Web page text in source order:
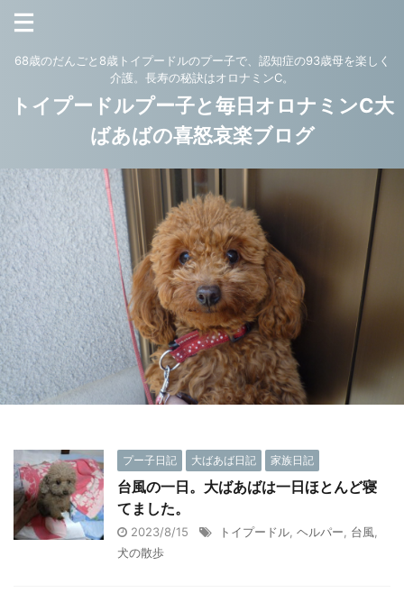
68歳のだんごと8歳トイプードルのプー子で、認知症の93歳母を楽しく
介護。長寿の秘訣はオロナミンC。
トイプードルプー子と毎日オロナミンC大
ばあばの喜怒哀楽ブログ
プー子日記 大ばあば日記 家族日記
台風の一日。大ばあばは一日ほとんど寝
てました。
2023/8/15 トイプードル ヘルパー 台風
犬の散歩